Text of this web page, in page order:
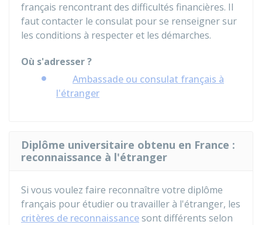
français rencontrant des difficultés financières. Il
faut contacter le consulat pour se renseigner sur
les conditions à respecter et les démarches.
Où s'adresser ?
Ambassade ou consulat français à
l'étranger
Diplôme universitaire obtenu en France :
reconnaissance à l'étranger
Si vous voulez faire reconnaître votre diplôme
français pour étudier ou travailler à l'étranger, les
critères de reconnaissancesont différents selon